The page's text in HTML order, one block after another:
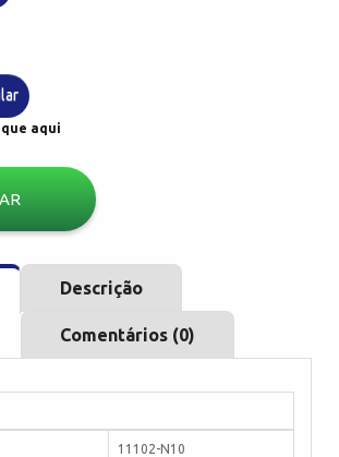
aqui
Descrição
Comentários (0)
11102-N10